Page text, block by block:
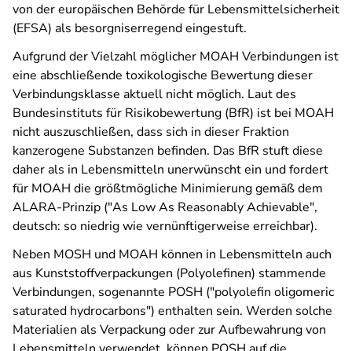
von der europäischen Behörde für Lebensmittelsicherheit
(EFSA) als besorgniserregend eingestuft.
Aufgrund der Vielzahl möglicher MOAH Verbindungen ist
eine abschließende toxikologische Bewertung dieser
Verbindungsklasse aktuell nicht möglich. Laut des
Bundesinstituts für Risikobewertung (BfR) ist bei MOAH
nicht auszuschließen, dass sich in dieser Fraktion
kanzerogene Substanzen befinden. Das BfR stuft diese
daher als in Lebensmitteln unerwünscht ein und fordert
für MOAH die größtmögliche Minimierung gemäß dem
ALARA-Prinzip ("As Low As Reasonably Achievable",
deutsch: so niedrig wie vernünftigerweise erreichbar).
Neben MOSH und MOAH können in Lebensmitteln auch
aus Kunststoffverpackungen (Polyolefinen) stammende
Verbindungen, sogenannte POSH ("polyolefin oligomeric
saturated hydrocarbons") enthalten sein. Werden solche
Materialien als Verpackung oder zur Aufbewahrung von